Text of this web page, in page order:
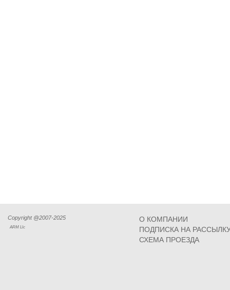
Copyright @2007-2025
ARM Llc
О КОМПАНИИ
ПОДПИСКА НА
СХЕМА ПРОЕЗДА